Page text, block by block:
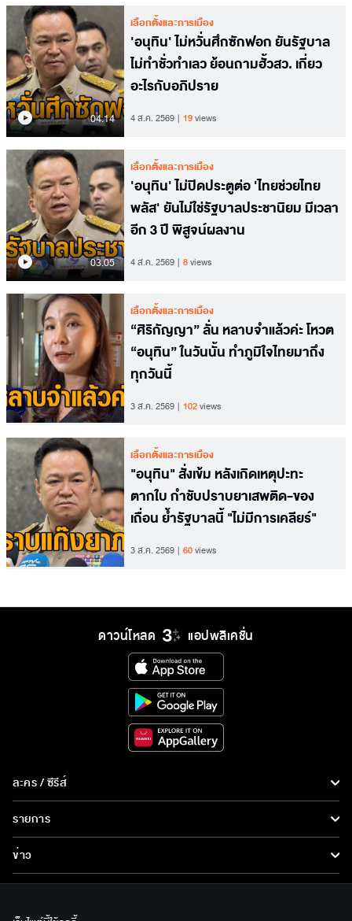
04.14
เลือกตั้งและการเมือง
'อนุทิน' ไม่หวั่นศึกซักฟอก ยันรัฐบาล
ไม่ทำชั่วทำเลว ย้อนถามฮั้วสว. เกี่ยว
อะไรกับอภิปราย
4 ส.ค. 2569 19views
03.05
เลือกตั้งและการเมือง
'อนุทิน' ไม่ปิดประตูต่อ 'ไทยช่วยไทย
พลัส' ยันไม่ใช่รัฐบาลประชานิยม มีเวลา
อีก 3 ปี พิสูจน์ผลงาน
4 ส.ค. 2569 8views
เลือกตั้งและการเมือง
“ศิริกัญญา” ลั่น หลาบจำแล้วค่ะ โหวต
“อนุทิน” ในวันนั้น ทำภูมิใจไทยมาถึง
ทุกวันนี้
3 ส.ค. 2569 102views
เลือกตั้งและการเมือง
"อนุทิน" สั่งเข้ม หลังเกิดเหตุปะทะ
ตากใบ กำชับปราบยาเสพติด-ของ
เถื่อน ย้ำรัฐบาลนี้ "ไม่มีการเคลียร์"
3 ส.ค. 2569 60views
ดาวน์โหลด แอปพลิเคชั่น
ละคร / ซีรีส์
ละคร/ซีรีส์
ซีรีส์นานาชาติ
การ์ตูน & เกม
รายการ
รายการทั้งหมด
ข่าว
ข่าวทั้งหมด
ทีวีออนไลน์